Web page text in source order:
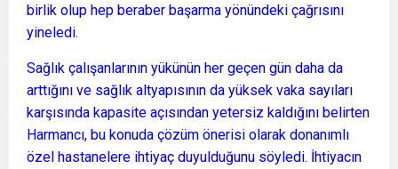
birlik olup hep beraber başarma yönündeki çağrısını
yineledi.
Sağlık çalışanlarının yükünün her geçen gün daha da
arttığını ve sağlık altyapısının da yüksek vaka sayıları
karşısında kapasite açısından yetersiz kaldığını belirten
Harmancı, bu konuda çözüm önerisi olarak donanımlı
özel hastanelere ihtiyaç duyulduğunu söyledi. İhtiyacın